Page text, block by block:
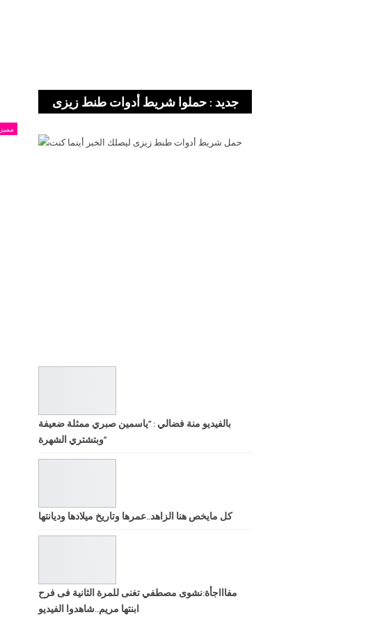
مميز
جديد : حملوا شريط أدوات طنط زيزى
بالفيديو منة فضالي : “ياسمين صبري ممثلة ضعيفة
وبتشتري الشهرة”
كل مايخص هنا الزاهد..عمرها وتاريخ ميلادها وديانتها
مفاااجأة:نشوى مصطفي تغنى للمرة الثانية فى فرح
ابنتها مريم..شاهدوا الفيديو